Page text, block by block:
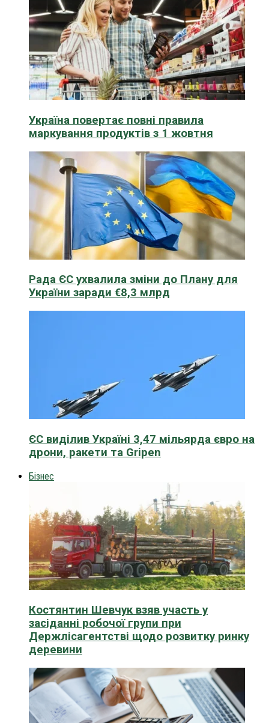
Україна повертає повні правила
маркування продуктів з 1 жовтня
Рада ЄС ухвалила зміни до Плану для
України заради €8,3 млрд
ЄС виділив Україні 3,47 мільярда євро на
дрони, ракети та Gripen
Бізнес
Костянтин Шевчук взяв участь у
засіданні робочої групи при
Держлісагентстві щодо розвитку ринку
деревини